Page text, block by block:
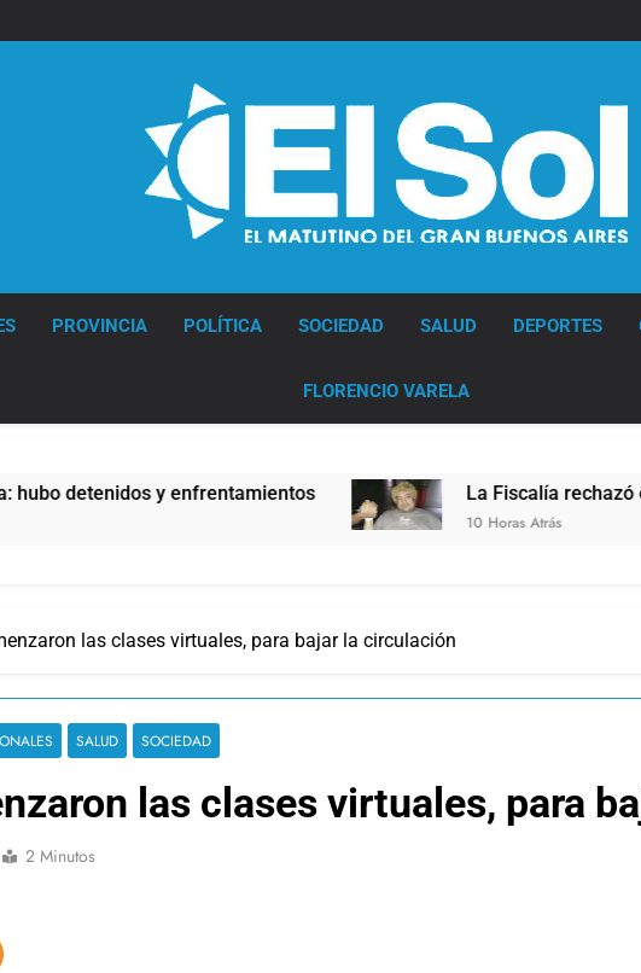
PROVINCIA POLÍTICA SOCIEDAD SALUD DEPORTES
FLORENCIO VARELA
y enfrentamientos La Fiscalía rechazó el
10 Horas Atrás
las clases virtuales, para bajar la circulación
SALUD SOCIEDAD
las clases virtuales, para
2 Minutos